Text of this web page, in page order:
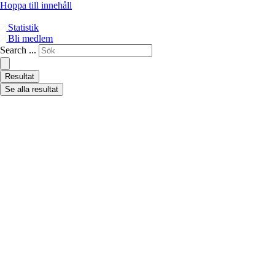
Hoppa till innehåll
Statistik
Bli medlem
Search ...
Resultat
Se alla resultat